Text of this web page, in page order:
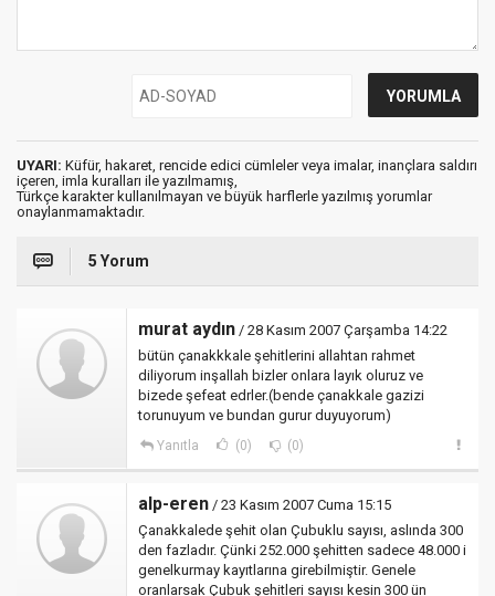
UYARI: Küfür, hakaret, rencide edici cümleler veya imalar, inançlara saldırı
içeren, imla kuralları ile yazılmamış,
Türkçe karakter kullanılmayan ve büyük harflerle yazılmış yorumlar
onaylanmamaktadır.
5 Yorum
murat aydın / 28 Kasım 2007 Çarşamba 14:22
bütün çanakkkale şehitlerini allahtan rahmet
diliyorum inşallah bizler onlara layık oluruz ve
bizede şefeat edrler.(bende çanakkale gazizi
torunuyum ve bundan gurur duyuyorum)
Yanıtla (0) (0)
alp-eren / 23 Kasım 2007 Cuma 15:15
Çanakkalede şehit olan Çubuklu sayısı, aslında 300
den fazladır. Çünki 252.000 şehitten sadece 48.000 i
genelkurmay kayıtlarına girebilmiştir. Genele
oranlarsak Çubuk şehitleri sayısı kesin 300 ün